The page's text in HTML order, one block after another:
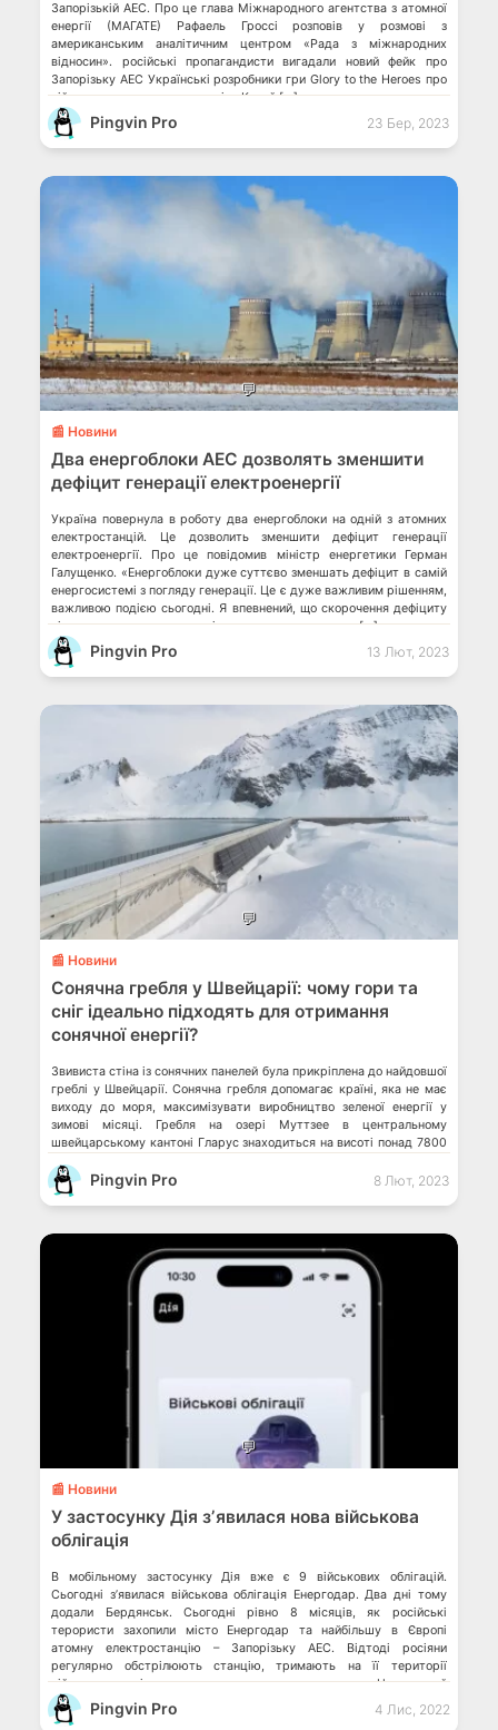
Запорізькій АЕС. Про це глава Міжнародного агентства з атомної
енергії (МАГАТЕ) Рафаель Гроссі розповів у розмові з
американським аналітичним центром «Рада з міжнародних
відносин». російські пропагандисти вигадали новий фейк про
Запорізьку АЕС Українські розробники гри Glory to the Heroes про
війну дозволять грати за росіян Китай […]
Pingvin Pro 23 Бер, 2023
💬
📰 Новини
Два енергоблоки АЕС дозволять зменшити
дефіцит генерації електроенергії
Україна повернула в роботу два енергоблоки на одній з атомних
електростанцій. Це дозволить зменшити дефіцит генерації
електроенергії. Про це повідомив міністр енергетики Герман
Галущенко. «Енергоблоки дуже суттєво зменшать дефіцит в самій
енергосистемі з погляду генерації. Це є дуже важливим рішенням,
важливою подією сьогодні. Я впевнений, що скорочення дефіциту
відчують, перш за все, наші громадяни», – зазначив […]
Pingvin Pro 13 Лют, 2023
💬
📰 Новини
Сонячна гребля у Швейцарії: чому гори та
сніг ідеально підходять для отримання
сонячної енергії?
Звивиста стіна із сонячних панелей була прикріплена до найдовшої
греблі у Швейцарії. Сонячна гребля допомагає країні, яка не має
виходу до моря, максимізувати виробництво зеленої енергії у
зимові місяці. Гребля на озері Муттзее в центральному
швейцарському кантоні Гларус знаходиться на висоті понад 7800
піками, що, за […]
Pingvin Pro 8 Лют, 2023
💬
📰 Новини
У застосунку Дія зʼявилася нова військова
облігація
В мобільному застосунку Дія вже є 9 військових облігацій.
Сьогодні зʼявилася військова облігація Енергодар. Два дні тому
додали Бердянськ. Сьогодні рівно 8 місяців, як російські
терористи захопили місто Енергодар та найбільшу в Європі
атомну електростанцію – Запорізьку АЕС. Відтоді росіяни
регулярно обстрілюють станцію, тримають на її території
військову техніку, викрадають та катують персонал. Це ядерний
терор, […]Pingvin Pro 4 Лис, 2022